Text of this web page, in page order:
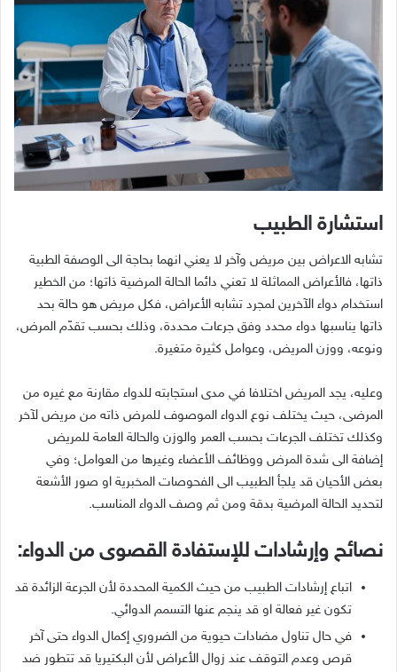
استشارة الطبيب
تشابه الاعراض بين مريض وآخر لا يعني انهما بحاجة الى الوصفة الطبية
ذاتها، فالأعراض المماثلة لا تعني دائما الحالة المرضية ذاتها؛ من الخطير
استخدام دواء الآخرين لمجرد تشابه الأعراض، فكل مريض هو حالة بحد
ذاتها يناسبها دواء محدد وفق جرعات محددة، وذلك بحسب تقدّم المرض،
ونوعه، ووزن المريض، وعوامل كثيرة متغيرة.
وعليه، يجد المريض اختلافا في مدى استجابته للدواء مقارنة مع غيره من
المرضى، حيث يختلف نوع الدواء الموصوف للمرض ذاته من مريض لآخر
وكذلك تختلف الجرعات بحسب العمر والوزن والحالة العامة للمريض
إضافة الى شدة المرض ووظائف الأعضاء وغيرها من العوامل؛ وفي
بعض الأحيان قد يلجأ الطبيب الى الفحوصات المخبرية او صور الأشعة
لتحديد الحالة المرضية بدقة ومن ثم وصف الدواء المناسب.
نصائح وإرشادات للإستفادة القصوى من الدواء:
اتباع إرشادات الطبيب من حيث الكمية المحددة لأن الجرعة الزائدة قد
تكون غير فعالة او قد ينجم عنها التسمم الدوائي.
في حال تناول مضادات حيوية من الضروري إكمال الدواء حتى آخر
قرص وعدم التوقف عند زوال الأعراض لأن البكتيريا قد تتطور ضد